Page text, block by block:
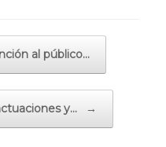
al público…
y… →